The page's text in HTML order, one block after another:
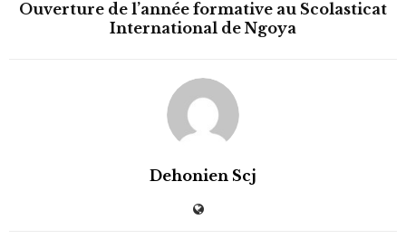
Ouverture de l’année formative au Scolasticat
International de Ngoya
Dehonien Scj